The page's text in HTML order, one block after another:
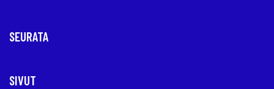
SEURATA
SIVUT